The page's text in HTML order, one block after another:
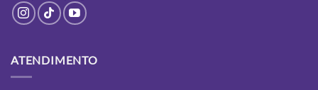
ATENDIMENTO